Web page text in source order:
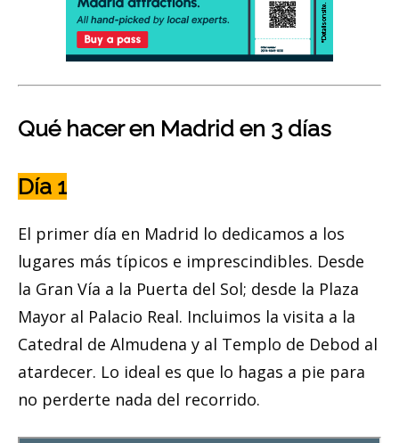
Qué hacer en Madrid en 3 días
Día 1
El primer día en Madrid lo dedicamos a los
lugares más típicos e imprescindibles. Desde
la Gran Vía a la Puerta del Sol; desde la Plaza
Mayor al Palacio Real. Incluimos la visita a la
Catedral de Almudena y al Templo de Debod al
atardecer. Lo ideal es que lo hagas a pie para
no perderte nada del recorrido.